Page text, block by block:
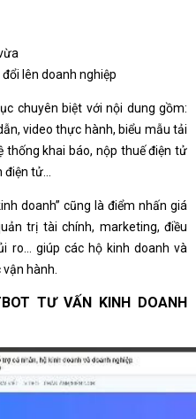
lên doanh nghiệp
chuyên biệt với nội dung gồm:
video thực hành, biểu mẫu tải
thống khai báo, nộp thuế điện tử
điện tử...
doanh” cũng là điểm nhấn giá
trị tài chính, marketing, điều
ro... giúp các hộ kinh doanh và
hành.
TƯ VẤN KINH DOANH